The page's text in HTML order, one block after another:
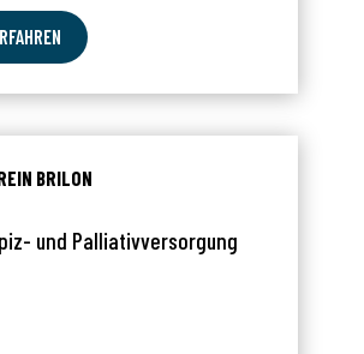
BRILON
und Palliativversorgung